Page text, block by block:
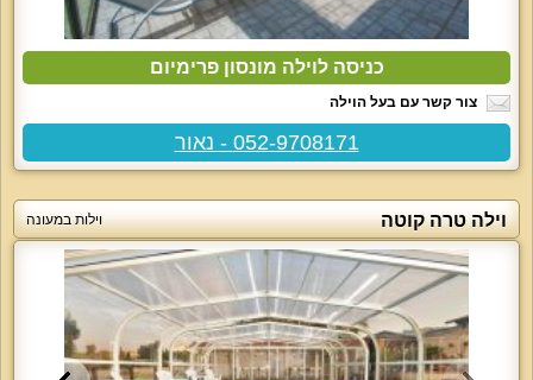
כניסה לוילה מונסון פרימיום
צור קשר עם בעל הוילה
052-9708171 - נאור
וילה טרה קוטה וילות במעונה